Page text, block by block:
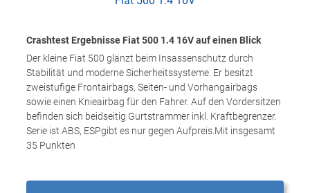
Crashtest Ergebnisse Fiat 500 1.4 16V auf einen Blick
Der kleine Fiat 500 glänzt beim Insassenschutz durch
Stabilität und moderne Sicherheitssysteme. Er besitzt
zweistufige Frontairbags, Seiten- und Vorhangairbags
sowie einen Knieairbag für den Fahrer. Auf den Vordersitzen
befinden sich beidseitig Gurtstrammer inkl. Kraftbegrenzer.
Serie ist ABS, ESPgibt es nur gegen Aufpreis.Mit insgesamt
35 Punkten